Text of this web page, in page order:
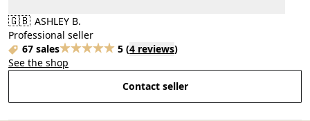
🇬🇧 ASHLEY B.
Professional seller
67 sales
5 (4 reviews)
See the shop
Contact seller